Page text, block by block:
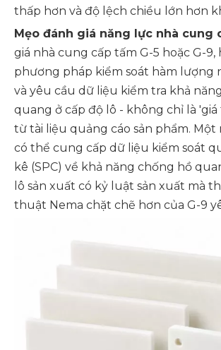
thấp hơn và độ lệch chiều lớn hơn
Mẹo đánh giá năng lực nhà cung
giá nhà cung cấp tấm G-5 hoặc G-9,
phương pháp kiểm soát hàm lượng
và yêu cầu dữ liệu kiểm tra khả
quang ở cấp độ lô - không chỉ là
từ tài liệu quảng cáo sản phẩm. Một
có thể cung cấp dữ liệu kiểm soát
kê (SPC) về khả năng chống hồ
lô sản xuất có kỷ luật sản xuất mà
thuật Nema chặt chẽ hơn của G-9